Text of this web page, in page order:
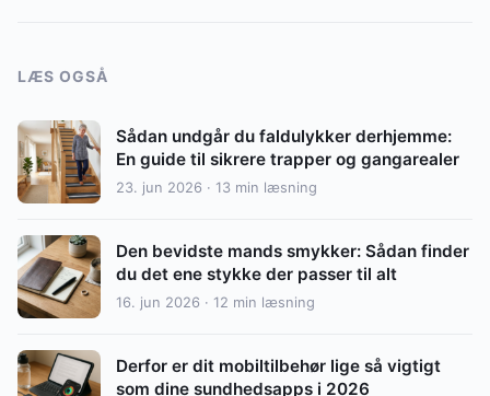
LÆS OGSÅ
Sådan undgår du faldulykker derhjemme:
En guide til sikrere trapper og gangarealer
23. jun 2026 · 13 min læsning
Den bevidste mands smykker: Sådan finder
du det ene stykke der passer til alt
16. jun 2026 · 12 min læsning
Derfor er dit mobiltilbehør lige så vigtigt
som dine sundhedsapps i 2026